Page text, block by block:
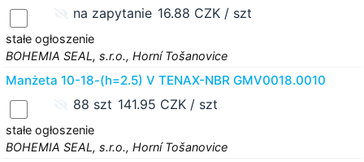
na zapytanie 16.88 CZK / szt
stałe ogłoszenie
BOHEMIA SEAL, s.r.o., Horní Tošanovice
Manżeta 10-18-(h=2.5) V TENAX-NBR GMV0018.0010
88 szt 141.95 CZK / szt
stałe ogłoszenie
BOHEMIA SEAL, s.r.o., Horní Tošanovice